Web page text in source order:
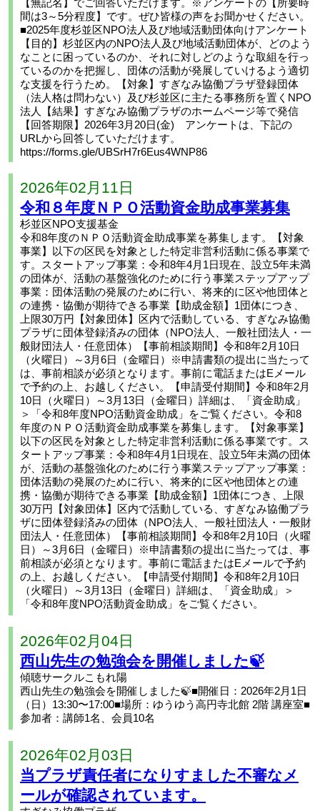
間は3～5分程度】です。ぜひ皆様の声をお聞かせください。
■2025年度杉並区NPO法人及び地域活動団体向けアンケート
【目的】杉並区内のNPO法人及び地域活動団体が、どのよう
なことに困っているのか、それに対しどのような取組を行っ
ているのかを把握し、団体の活動が発展していけるよう適切
な支援を行うため。【対象】すぎなみ協働プラザ登録団体
（法人格は問わない）及び杉並区に主たる事務所を置くNPO
法人【結果】すぎなみ協働プラザのホームページ等で発信
【回答期限】2026年3月20日(金) アンケートは、下記の
URLから回答していただけます。
https://forms.gle/UBSrH7r6Eus4WNP86
2026年02月11日
令和８年度ＮＰＯ活動資金助成事業募集
杉並区NPO支援基金
令和8年度のＮＰＯ活動資金助成事業を募集します。【対象
事業】以下の区民を対象とした特定非営利活動に係る事業で
す。スタートアップ事業：令和8年4月1日現在、設立5年未満
の団体が、活動の基盤強化のために行う事業ステップアップ
事業：団体活動の発展のために行い、将来的に区や他団体と
の連携・協働が期待できる事業【助成金額】1団体につき、
上限30万円【対象団体】区内で活動している、すぎなみ協働
プラザに団体登録済みの団体（NPO法人、一般社団法人・一
般財団法人・任意団体）【事前相談期間】令和8年2月10日
（火曜日）～3月6日（金曜日）※申請書類の提出に当たって
は、事前相談が必須となります。事前に電話またはEメール
で予約の上、お越しください。【申請受付期間】令和8年2月
10日（火曜日）～3月13日（金曜日）詳細は、「資金助成」
＞「令和8年度NPO活動資金助成」をご覧ください。令和8
年度のＮＰＯ活動資金助成事業を募集します。【対象事業】
以下の区民を対象とした特定非営利活動に係る事業です。ス
タートアップ事業：令和8年4月1日現在、設立5年未満の団体
が、活動の基盤強化のために行う事業ステップアップ事業：
団体活動の発展のために行い、将来的に区や他団体との連
携・協働が期待できる事業【助成金額】1団体につき、上限
30万円【対象団体】区内で活動している、すぎなみ協働プラ
ザに団体登録済みの団体（NPO法人、一般社団法人・一般財
団法人・任意団体）【事前相談期間】令和8年2月10日（火曜
日）～3月6日（金曜日）※申請書類の提出に当たっては、事
前相談が必須となります。事前に電話またはEメールで予約
の上、お越しください。【申請受付期間】令和8年2月10日
（火曜日）～3月13日（金曜日）詳細は、「資金助成」＞
「令和8年度NPO活動資金助成」をご覧ください。
2026年02月04日
西山先生の勉強会を開催しました🍃
傾聴サークルこもれ陽
西山先生の勉強会を開催しました🍃■開催日：2026年2月1日
（日）13:30〜17:00■場所：ゆうゆう高円寺北館 2階 講座室■
参加者：講師1名、会員10名
2026年02月03日
当プラザ責任者になりすました不審なメ
ールが確認されています。